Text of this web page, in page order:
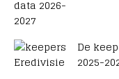
De
2025-